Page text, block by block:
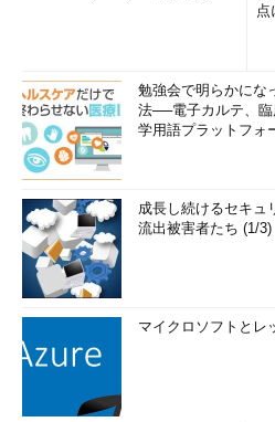
点
勉強会で明らかにな
法──電子カルテ、
学用語プラットフォ
成長し続けるセキュ
流出被害者たち (1/3)
マイクロソフトとレ